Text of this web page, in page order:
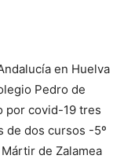
en Huelva
Pedro de
por covid-19 tres
de dos cursos -5º
de Zalamea